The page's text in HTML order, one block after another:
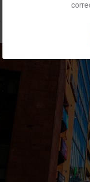
près du centre,